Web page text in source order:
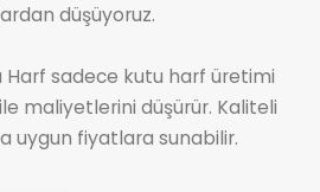
düşüyoruz.
Harf sadece kutu harf üretimi
maliyetlerini düşürür. Kaliteli
uygun fiyatlara sunabilir.